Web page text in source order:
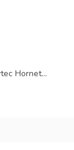
Hornet...